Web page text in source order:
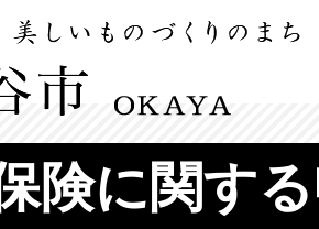
険に関す